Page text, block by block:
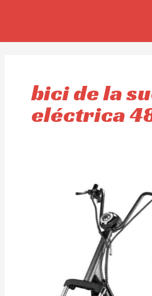
bici de la
eléctrica